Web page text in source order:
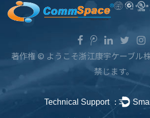
著作権 © ようこそ浙江康宇ケーブル
禁じます。
Technical Support ：